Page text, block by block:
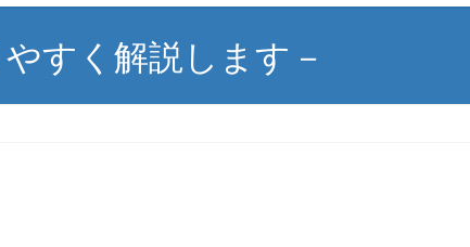
すく解説します－